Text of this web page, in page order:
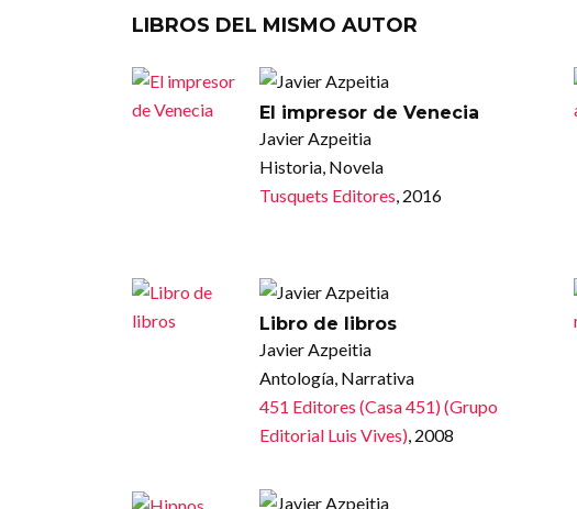
LIBROS DEL MISMO AUTOR
El impresor de Venecia
Javier Azpeitia
Historia, Novela
Tusquets Editores, 2016
Libro de libros
Javier Azpeitia
Antología, Narrativa
451 Editores (Casa 451) (Grupo
Editorial Luis Vives), 2008